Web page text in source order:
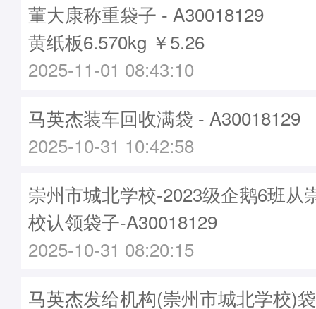
董大康称重袋子 - A30018129
黄纸板6.570kg ￥5.26
2025-11-01 08:43:10
马英杰装车回收满袋 - A30018129
2025-10-31 10:42:58
崇州市城北学校-2023级企鹅6班从
校认领袋子-A30018129
2025-10-31 08:20:15
马英杰发给机构(崇州市城北学校)